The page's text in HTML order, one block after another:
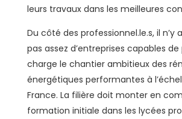
leurs travaux dans les meilleures
Du côté des professionnel.le.s, il n’y
pas assez d’entreprises capables
charge le chantier ambitieux des
énergétiques performantes à
France. La filière doit monter en
formation initiale dans les lycées